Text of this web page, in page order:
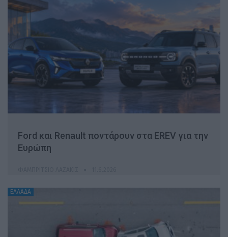
Ford και Renault ποντάρουν στα EREV για την
Ευρώπη
ΕΛΛΑΔΑ